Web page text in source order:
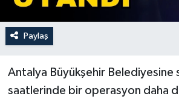
Paylaş
Antalya Büyükşehir Belediyesine
saatlerinde bir operasyon daha
Sağlık & Yaşam
Siyaset
Spor